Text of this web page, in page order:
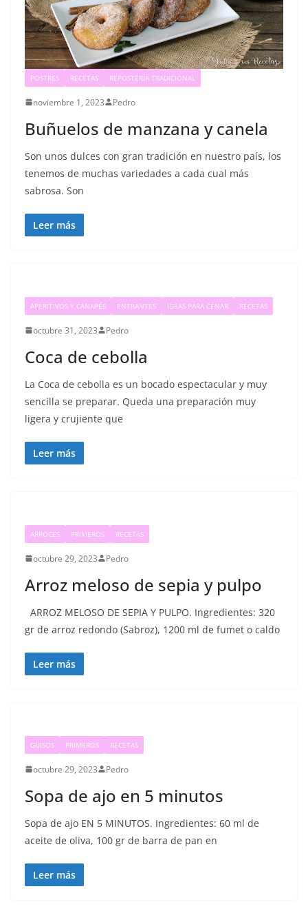
POSTRES RECETAS REPOSTERÍA TRADICIONAL
noviembre 1, 2023 Pedro
Buñuelos de manzana y canela
Son unos dulces con gran tradición en nuestro país, los
tenemos de muchas variedades a cada cual más
sabrosa. Son
Leer más
APERITIVOS Y CANAPÉS ENTRANTES IDEAS PARA CENAR RECETAS
octubre 31, 2023 Pedro
Coca de cebolla
La Coca de cebolla es un bocado espectacular y muy
sencilla se preparar. Queda una preparación muy
ligera y crujiente que
Leer más
ARROCES PRIMEROS RECETAS
octubre 29, 2023 Pedro
Arroz meloso de sepia y pulpo
ARROZ MELOSO DE SEPIA Y PULPO. Ingredientes: 320
gr de arroz redondo (Sabroz), 1200 ml de fumet o caldo
Leer más
GUISOS PRIMEROS RECETAS
octubre 29, 2023 Pedro
Sopa de ajo en 5 minutos
Sopa de ajo EN 5 MINUTOS. Ingredientes: 60 ml de
aceite de oliva, 100 gr de barra de pan en
Leer más